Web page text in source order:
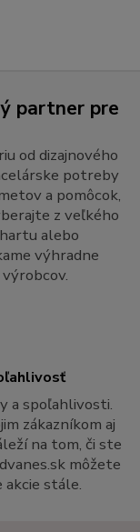
partner pre
od dizajnového
potreby
a pomôcok,
z veľkého
alebo
výhradne
a spoľahlivosti.
zákazníkom aj
na tom, či ste
môžete
stále.